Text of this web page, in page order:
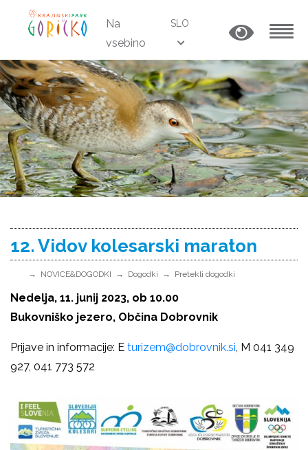
Na
vsebino
SLO
12. Vidov kolesarski maraton
NOVICE&DOGODKI Dogodki Pretekli dogodki
Nedelja, 11. junij 2023, ob 10.00
Bukovniško jezero, Občina Dobrovnik
Prijave in informacije: E turizem@dobrovnik.si, M 041 349
927, 041 773 572